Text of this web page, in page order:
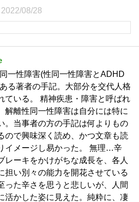
2022/08/28
一性障害(性同一性障害とADHD
る著者の手記。大部分を交代人格
ている。 精神疾患・障害と呼ばれ
解離性同一性障害は自分には特に
。当事者の方の手記は何よりもの
ので興味深く読め、かつ文章も読
イメージし易かった。 無理…辛
ーキをかけがちな成長を、各人
担い別々の能力を開花させている
った辛さを思うと悲しいが、人間
活かした姿に見えた。純粋に、凄